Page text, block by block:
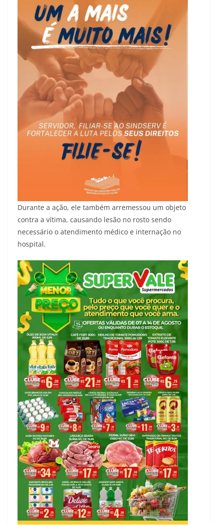
Durante a ação, ele também arremessou um objeto
contra a vítima, causando lesão no rosto sendo
necessário o atendimento médico e internação no
hospital.